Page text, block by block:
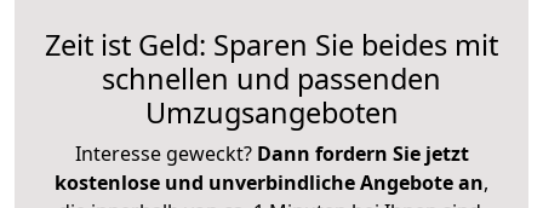
Zeit ist Geld: Sparen Sie beides mit
schnellen und passenden
Umzugsangeboten
Interesse geweckt? Dann fordern Sie jetzt
kostenlose und unverbindliche Angebote an,